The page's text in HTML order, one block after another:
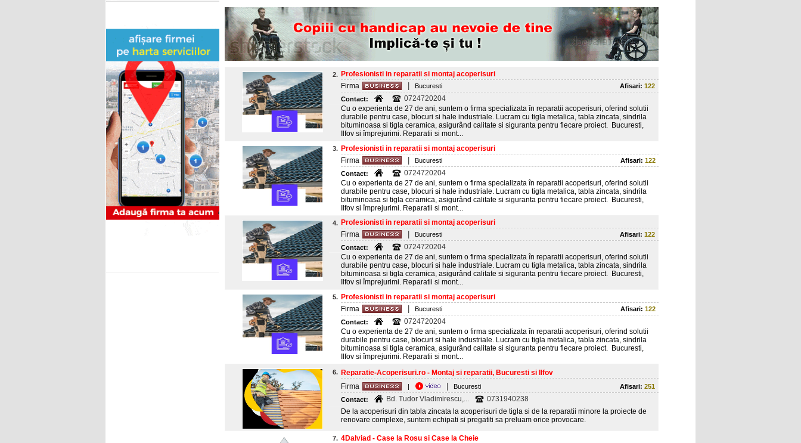
2. Profesionisti in reparatii si montaj acoperisuri
Firma
Bucuresti Afisari: 122
Contact:
0724720204
Cu o experienta de 27 de ani, suntem o firma specializata în reparatii acoperisuri, oferind solutii
durabile pentru case, blocuri si hale industriale. Lucram cu tigla metalica, tabla zincata, sindrila
bituminoasa si tigla ceramica, asigurând calitate si siguranta pentru fiecare proiect. Bucuresti,
Ilfov si împrejurimi. Reparatii si mont...
3. Profesionisti in reparatii si montaj acoperisuri
Firma
Bucuresti Afisari: 122
Contact:
0724720204
Cu o experienta de 27 de ani, suntem o firma specializata în reparatii acoperisuri, oferind solutii
durabile pentru case, blocuri si hale industriale. Lucram cu tigla metalica, tabla zincata, sindrila
bituminoasa si tigla ceramica, asigurând calitate si siguranta pentru fiecare proiect. Bucuresti,
Ilfov si împrejurimi. Reparatii si mont...
4. Profesionisti in reparatii si montaj acoperisuri
Firma
Bucuresti Afisari: 122
Contact:
0724720204
Cu o experienta de 27 de ani, suntem o firma specializata în reparatii acoperisuri, oferind solutii
durabile pentru case, blocuri si hale industriale. Lucram cu tigla metalica, tabla zincata, sindrila
bituminoasa si tigla ceramica, asigurând calitate si siguranta pentru fiecare proiect. Bucuresti,
Ilfov si împrejurimi. Reparatii si mont...
5. Profesionisti in reparatii si montaj acoperisuri
Firma
Bucuresti Afisari: 122
Contact:
0724720204
Cu o experienta de 27 de ani, suntem o firma specializata în reparatii acoperisuri, oferind solutii
durabile pentru case, blocuri si hale industriale. Lucram cu tigla metalica, tabla zincata, sindrila
bituminoasa si tigla ceramica, asigurând calitate si siguranta pentru fiecare proiect. Bucuresti,
Ilfov si împrejurimi. Reparatii si mont...
6. Reparatie-Acoperisuri.ro - Montaj si reparatii, Bucuresti si Ilfov
Firma
| Bucuresti Afisari: 251
Contact:
Bd. Tudor Vladimirescu,...
0731940238
De la acoperisuri din tabla zincata la acoperisuri de tigla si de la reparatii minore la proiecte de
renovare complexe, suntem echipati si pregatiti sa preluam orice provocare.
7. 4Dalviad - Case la Rosu si Case la Cheie